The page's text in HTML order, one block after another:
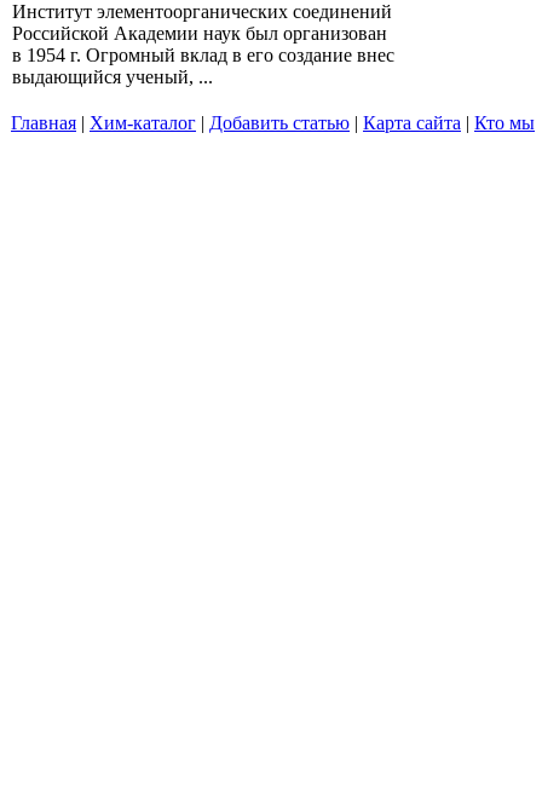
Институт элементоорганических соединений
Российской Академии наук был организован
в 1954 г. Огромный вклад в его создание внес
выдающийся ученый, ...
Главная | Хим-каталог | Добавить статью | Карта сайта | Кто мы